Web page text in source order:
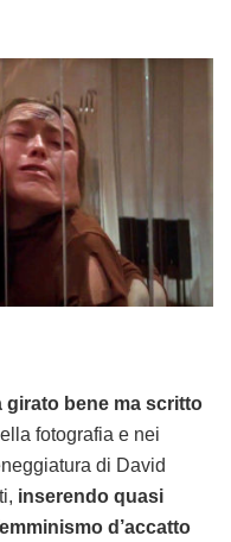
girato bene ma scritto
fotografia e nei
di David
inserendo quasi
d’accatto